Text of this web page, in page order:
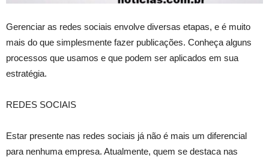
Gerenciar as redes sociais envolve diversas etapas, e é muito
mais do que simplesmente fazer publicações. Conheça alguns
processos que usamos e que podem ser aplicados em sua
estratégia.
REDES SOCIAIS
Estar presente nas redes sociais já não é mais um diferencial
para nenhuma empresa. Atualmente, quem se destaca nas